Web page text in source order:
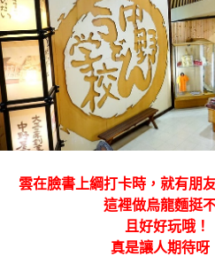
雲在臉書上綱打卡時，就有朋
這裡做烏龍麵挺
且好好玩哦！
真是讓人期待呀